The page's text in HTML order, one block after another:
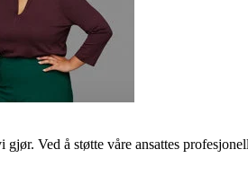
Ved å støtte våre ansattes